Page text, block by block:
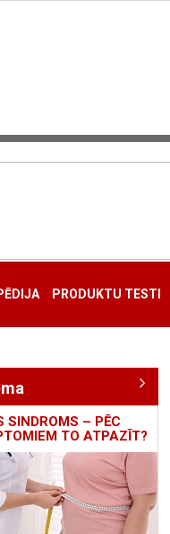
PRODUKTU TESTI
SINDROMS – PĒC
TO ATPAZĪT?